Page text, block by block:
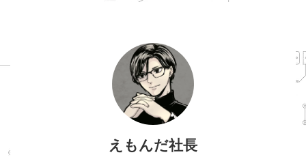
えもんだ社長